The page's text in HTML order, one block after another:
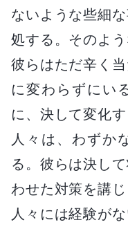
ないような些細
処する。そのよ
彼らはただ辛く
に変わらずにい
に、決して変化
人々は、わずか
る。彼らは決し
わせた対策を講
人々には経験が